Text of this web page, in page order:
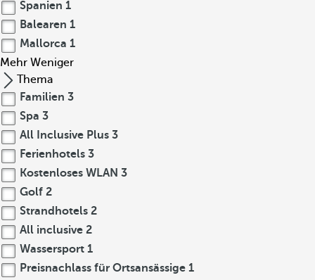
Spanien 1
Balearen 1
Mallorca 1
Mehr Weniger
Thema
Familien 3
Spa 3
All Inclusive Plus 3
Ferienhotels 3
Kostenloses WLAN 3
Golf 2
Strandhotels 2
All inclusive 2
Wassersport 1
Preisnachlass für Ortsansässige 1